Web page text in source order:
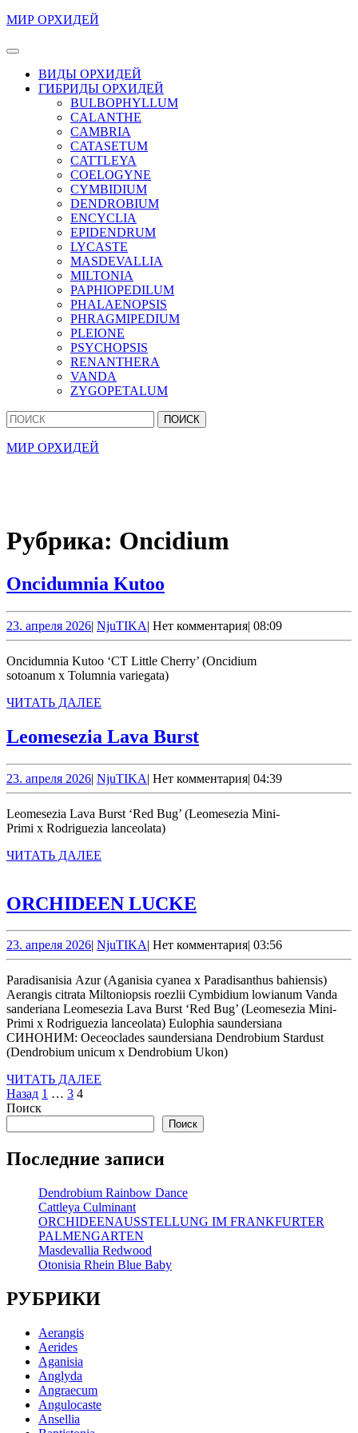
Перейти
содержимому
содержимому
МИР ОРХИДЕЙ
Кнопка
ОткрытьВИДЫ ОРХИДЕЙ
ГИБРИДЫ ОРХИДЕЙ
BULBOPHYLLUM
CALANTHE
CAMBRIA
CATASETUM
CATTLEYA
COELOGYNE
CYMBIDIUM
DENDROBIUM
ENCYCLIA
EPIDENDRUM
LYCASTE
MASDEVALLIA
MILTONIA
PAPHIOPEDILUM
PHALAENOPSIS
PHRAGMIPEDIUM
PLEIONE
PSYCHOPSIS
RENANTHERA
VANDA
ZYGOPETALUM
Кнопка
Закрыть
Найти:
МИР ОРХИДЕЙ
Рубрика: Oncidium
Oncidumnia Kutoo
23. апреля 202623.
апреля
2026
| NjuTIKANjuTIKA
| Нет комментария| 08:09
Oncidumnia Kutoo ‘CT Little Cherry’ (Oncidium
sotoanum x Tolumnia variegata)
ЧИТАТЬ ДАЛЕЕ
Leomesezia Lava BurstLeomesezia
Burst
23. апреля 202623.
апреля
2026
| NjuTIKANjuTIKA
| Нет комментария| 04:39
Leomesezia Lava Burst ‘Red Bug’ (Leomesezia Mini-
Primi x Rodriguezia lanceolata)
ЧИТАТЬ ДАЛЕЕ
ORCHIDEEN LUCKE
23. апреля 202623.
апреля
2026
| NjuTIKANjuTIKA
| Нет комментария| 03:56
Paradisanisia Azur (Aganisia cyanea x Paradisanthus bahiensis)
Aerangis citrata Miltoniopsis roezlii Cymbidium lowianum Vanda
sanderiana Leomesezia Lava Burst ‘Red Bug’ (Leomesezia Mini-
Primi x Rodriguezia lanceolata) Eulophia saundersiana
СИНОНИМ: Oeceoclades saundersiana Dendrobium Stardust
(Dendrobium unicum x Dendrobium Ukon)
ЧИТАТЬ ДАЛЕЕ
Пагинация
записей
Назад 1 … 3 4
Поиск
Поиск
Последние записи
Dendrobium Rainbow Dance
Cattleya Culminant
ORCHIDEENAUSSTELLUNG IM FRANKFURTER
PALMENGARTEN
Masdevallia Redwood
Otonisia Rhein Blue Baby
РУБРИКИ
Aerangis
Aerides
Aganisia
Anglyda
Angraecum
Angulocaste
Ansellia